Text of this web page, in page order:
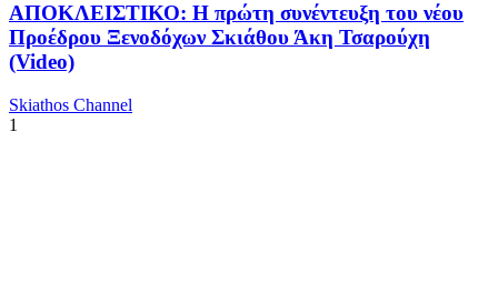
ΑΠΟΚΛΕΙΣΤΙΚΟ: Η πρώτη συνέντευξη του νέου
Προέδρου Ξενοδόχων Σκιάθου Άκη Τσαρούχη
(Video)
Skiathos Channel
1